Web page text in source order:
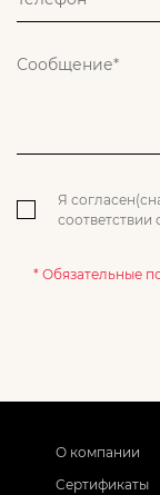
Я
соответствии
* Обязательные
О компании
Сертификаты